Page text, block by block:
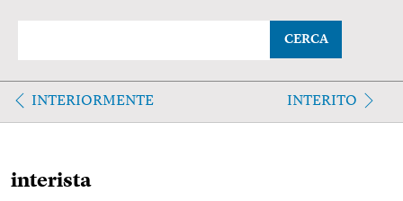
CERCA
INTERIORMENTE INTERITO
interista